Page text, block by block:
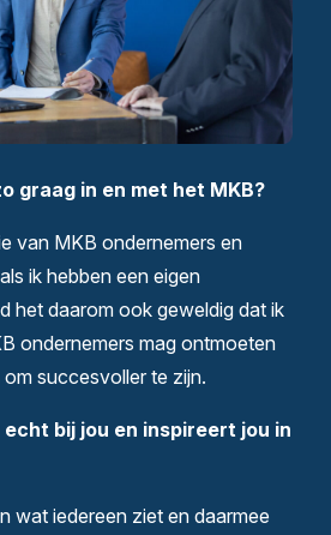
graag in en met het MKB?
van MKB ondernemers en
ik hebben een eigen
het daarom ook geweldig dat ik
ondernemers mag ontmoeten
succesvoller te zijn.
bij jou en inspireert jou in
wat iedereen ziet en daarmee